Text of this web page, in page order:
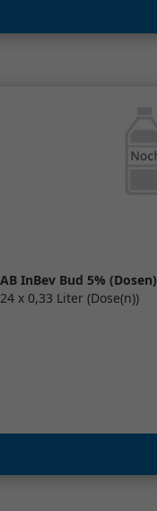
AB InBev Bud 5% (Dosen)
24 x 0,33 Liter (Dose(n))